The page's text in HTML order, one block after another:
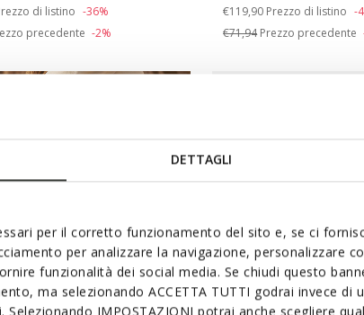
DETTAGLI
per il corretto funzionamento del sito e, se ci
per analizzare la navigazione, personalizzare
funzionalità dei social media. Se chiudi questo
ma selezionando ACCETTA TUTTI godrai invece di
Selezionando IMPOSTAZIONI potrai anche scegliere
from
di listino -36%
precedente -2%
Price reduced from
€119,90 to
Prezzo di listino -
€71,94Prezzo precedente